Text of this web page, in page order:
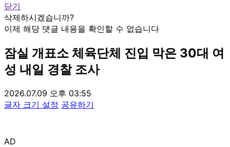
닫기
삭제하시겠습니까?
이제 해당 댓글 내용을 확인할 수 없습니다
잠실 개표소 체육단체 진입 막은 30대 여
성 내일 경찰 조사
2026.07.09 오후 03:55
글자 크기 설정 공유하기
AD